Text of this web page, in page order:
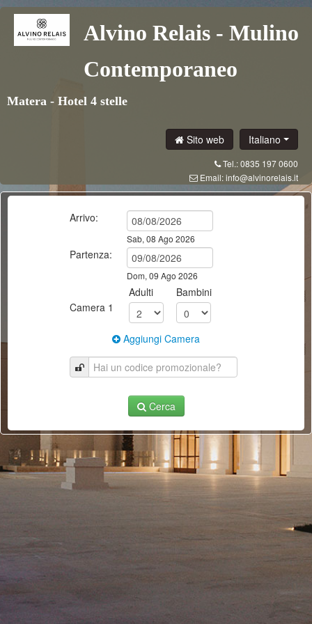
Alvino Relais - Mulino
Contemporaneo
Matera - Hotel 4 stelle
Sito web Italiano
Tel.: 0835 197 0600
Email:info@alvinorelais.it
Arrivo:
Sab, 08 Ago 2026
Partenza:
Dom, 09 Ago 2026
Camera 1
Adulti Bambini
Aggiungi Camera
Cerca